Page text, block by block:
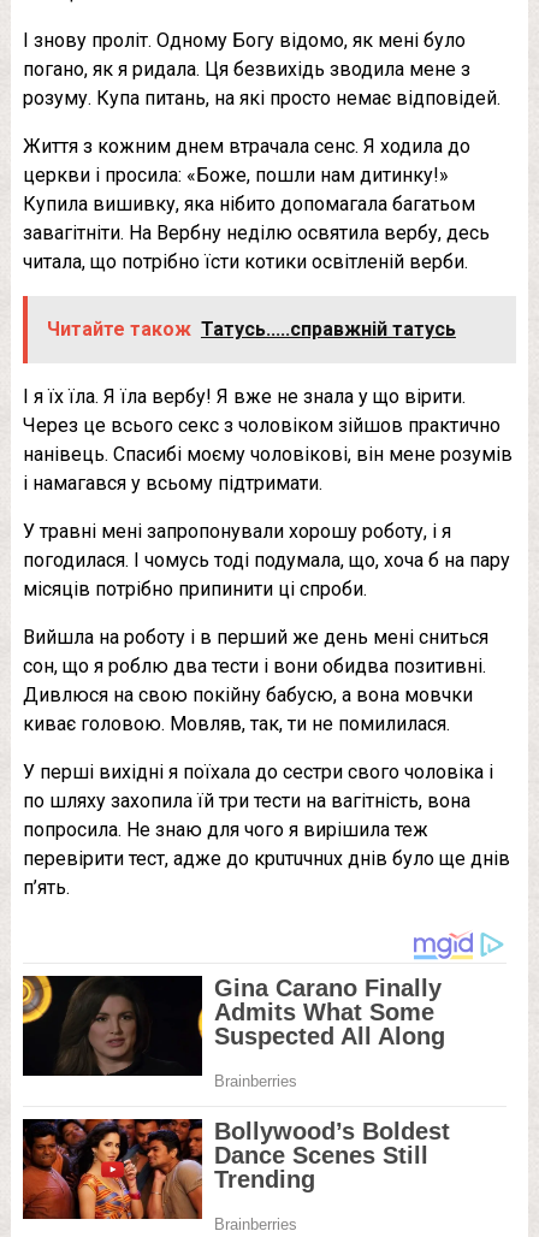
І знову проліт. Одному Богу відомо, як мені було
погано, як я ридала. Ця безвихідь зводила мене з
розуму. Купа питань, на які просто немає відповідей.
Життя з кожним днем ​​втрачала сенс. Я ходила до
церкви і просила: «Боже, пошли нам дитинку!»
Купила вишивку, яка нібито допомагала багатьом
зaвaгiтнiти. На Вербну неділю освятила вербу, десь
читала, що потрібно їсти котики освітленій верби.
Читайте також Татусь.....справжній татусь
І я їх їла. Я їла вербу! Я вже не знала у що вірити.
Через це всього секс з чоловіком зійшов практично
нанівець. Спасибі моєму чоловікові, він мене розумів
і намагався у всьому підтримати.
У травні мені запропонували хорошу роботу, і я
погодилася. І чомусь тоді подумала, що, хоча б на пару
місяців потрібно припинити ці спроби.
Вийшла на роботу і в перший же день мені сниться
сон, що я роблю два тести і вони обидва позитивні.
Дивлюся на свою покійну бабусю, а вона мовчки
киває головою. Мовляв, так, ти не помилилася.
У перші вихідні я поїхала до сестри свого чоловіка і
по шляху захопила їй три тести на вaгiтнicть, вона
попросила. Не знаю для чого я вирішила теж
перевірити тест, адже до кpuтuчнux днів було ще днів
п’ять.